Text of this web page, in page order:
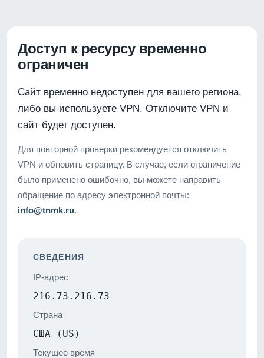
Доступ к ресурсу временно
ограничен
Сайт временно недоступен для вашего региона,
либо вы используете VPN. Отключите VPN и
сайт будет доступен.
Для повторной проверки рекомендуется отключить
VPN и обновить страницу. В случае, если ограничение
было применено ошибочно, вы можете направить
обращение по адресу электронной почты:
info@tnmk.ru.
СВЕДЕНИЯ
IP-адрес
216.73.216.73
Страна
США (US)
Текущее время